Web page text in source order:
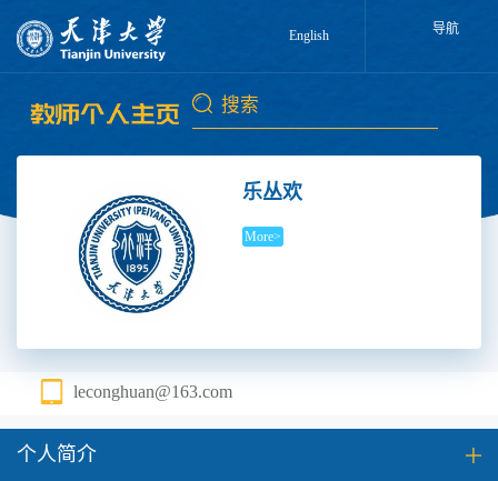
English 导航
乐丛欢
More>
leconghuan@163.com
个人简介